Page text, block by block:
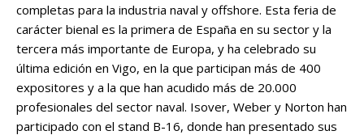
completas para la industria naval y offshore. Esta feria de
carácter bienal es la primera de España en su sector y la
tercera más importante de Europa, y ha celebrado su
última edición en Vigo, en la que participan más de 400
expositores y a la que han acudido más de 20.000
profesionales del sector naval. Isover, Weber y Norton han
participado con el stand B-16, donde han presentado sus